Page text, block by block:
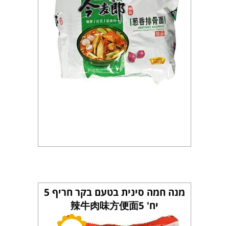
מנה חמה סינית בטעם בקר חריף 5
יח' 辣牛肉味方便面5